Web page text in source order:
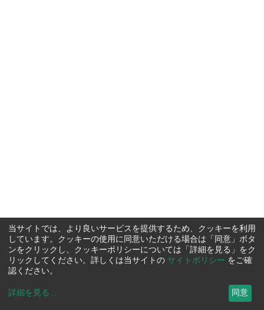
当サイトでは、より良いサービスを提供するため、クッキーを利用
しています。クッキーの使用に同意いただける場合は「同意」ボタ
ンをクリックし、クッキーポリシーについては「詳細を見る」をク
リックしてください。詳しくは当サイトの サイトポリシー をご確
認ください。
詳細を見る ... 同意